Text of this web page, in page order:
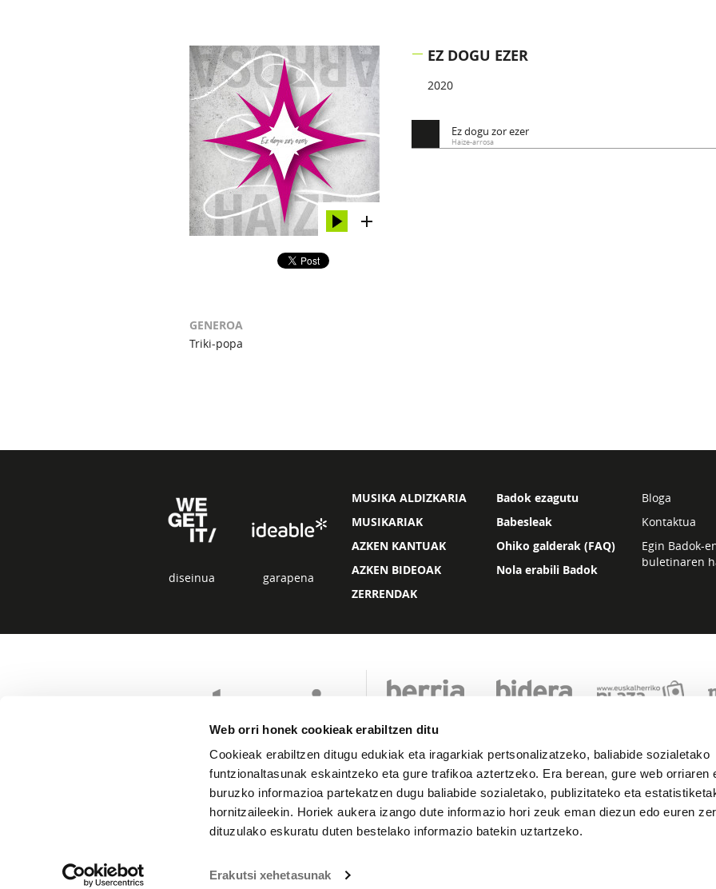
Web orri honek cookieak erabiltzen ditu
Cookieak erabiltzen ditugu edukiak eta iragarkiak pertsonalizatzeko, baliabide sozialetako
funtzionaltasunak eskaintzeko eta gure trafikoa aztertzeko. Era berean, gure web orriaren
buruzko informazioa partekatzen dugu baliabide sozialetako, publizitateko eta
hornitzaileekin. Horiek aukera izango dute informazio hori zeuk eman diezun edo euren
dituzulako eskuratu duten bestelako informazio batekin uztartzeko.
Erakutsi xehetasunak
GENEROA
Triki-popa
EZ DOGU EZER
2020
Ez dogu zor ezer
Haize-arrosa
diseinua garapena
MUSIKA ALDIZKARIA
MUSIKARIAK
AZKEN KANTUAK
AZKEN BIDEOAK
ZERRENDAK
Badok ezagutu
Babesleak
Ohiko galderak (FAQ)
Nola erabili Badok
Bloga
Kontaktua
Egin Badok-
buletinaren
Lege oharra Pribatutasuna Cookie politika